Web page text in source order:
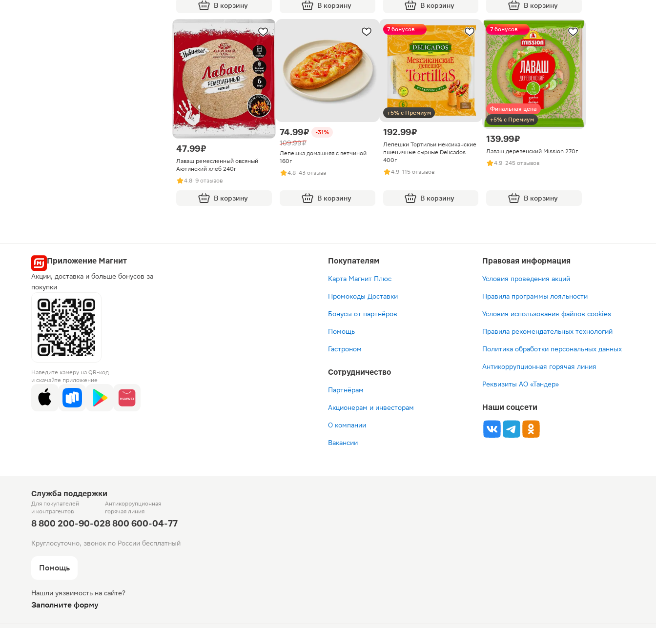
В корзину В корзину В корзину В корзину
47.99 ₽
Лаваш ремесленный овсяный
Аютинский хлеб 240г
4.8· 9 отзывов
В корзину
74.99 ₽ -31%
109.99 ₽
Лепешка домашняя с ветчиной
160г
4.8· 43 отзыва
В корзину
7 бонусов
+5% с Премиум
192.99 ₽
Лепешки Тортильи мексиканские
пшеничные сырные Delicados
400г
4.9· 115 отзывов
В корзину
7 бонусов
Финальная цена
+5% с Премиум
139.99 ₽
Лаваш деревенский Mission 270г
4.9· 245 отзывов
В корзину
Приложение Магнит
Акции, доставка и больше бонусов за
покупки
Наведите камеру на QR-код
и скачайте приложение
Покупателям
Карта Магнит Плюс
Промокоды Доставки
Бонусы от партнёров
Помощь
Гастроном
Сотрудничество
Партнёрам
Акционерам и инвесторам
О компании
Вакансии
Правовая информация
Условия проведения акций
Правила программы лояльности
Условия использования файлов cookies
Правила рекомендательных технологий
Политика обработки персональных данных
Антикоррупционная горячая линия
Реквизиты АО «Тандер»
Наши соцсети
Служба поддержки
Для покупателей
и контрагентов
8 800 200-90-02
Антикоррупционная
горячая линия
8 800 600-04-77
Круглосуточно, звонок по России бесплатный
Помощь
Нашли уязвимость на сайте?
Заполните форму